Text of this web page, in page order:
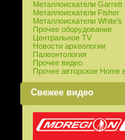
Металлоискатели Garrett
Металлоискатели Fisher
Металлоискатели White’s
Прочее оборудование
Центральное TV
Новости археологии
Палеонтология
Прочее видео
Прочее авторское Home
Свежее видео